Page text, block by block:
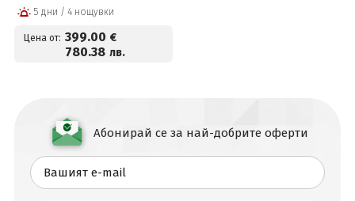
5 дни / 4 нощувки
Цена от: 399.00 €
780.38 лв.
Абонирай се за най-добрите оферти